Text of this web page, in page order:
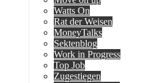
Watts On
Rat der Weisen
MoneyTalks
Sektenblog
Work in Progress
Top Job
Zugestiegen